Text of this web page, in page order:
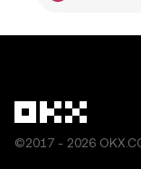
©2017 - 2026